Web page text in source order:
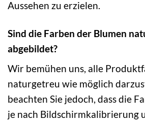
Aussehen zu erzielen.
Sind die Farben der Blumen
abgebildet?
Wir bemühen uns, alle
naturgetreu wie möglich
beachten Sie jedoch, dass die
je nach Bildschirmkalibrierung